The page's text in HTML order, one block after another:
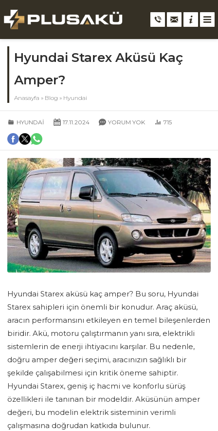
Hyundai Starex Aküsü Kaç
Amper?
Anasayfa » Blog » Hyundai
HYUNDAI 17.11.2024 YORUM YOK 715
Hyundai Starex aküsü kaç amper? Bu soru, Hyundai
Starex sahipleri için önemli bir konudur. Araç aküsü,
aracın performansını etkileyen en temel bileşenlerden
biridir. Akü, motoru çalıştırmanın yanı sıra, elektrikli
sistemlerin de enerji ihtiyacını karşılar. Bu nedenle,
doğru amper değeri seçimi, aracınızın sağlıklı bir
şekilde çalışabilmesi için kritik öneme sahiptir.
Hyundai Starex, geniş iç hacmi ve konforlu sürüş
özellikleri ile tanınan bir modeldir. Aküsünün amper
değeri, bu modelin elektrik sisteminin verimli
çalışmasına doğrudan katkıda bulunur.